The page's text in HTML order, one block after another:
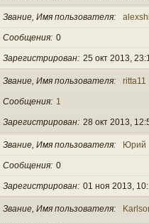
Звание, Имя пользователя
Сообщения 0
Зарегистрирован 25 окт 2013,
Звание, Имя пользователя ritta11
Сообщения 1
Зарегистрирован 28 окт 2013,
Звание, Имя пользователя Юрий
Сообщения 0
Зарегистрирован 01 ноя 2013,
Звание, Имя пользователя